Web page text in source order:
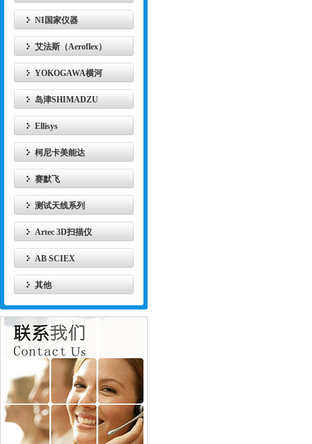
NI国家仪器
艾法斯（Aeroflex）
YOKOGAWA横河
岛津SHIMADZU
Ellisys
柯尼卡美能达
赛默飞
测试天线系列
Artec 3D扫描仪
AB SCIEX
其他